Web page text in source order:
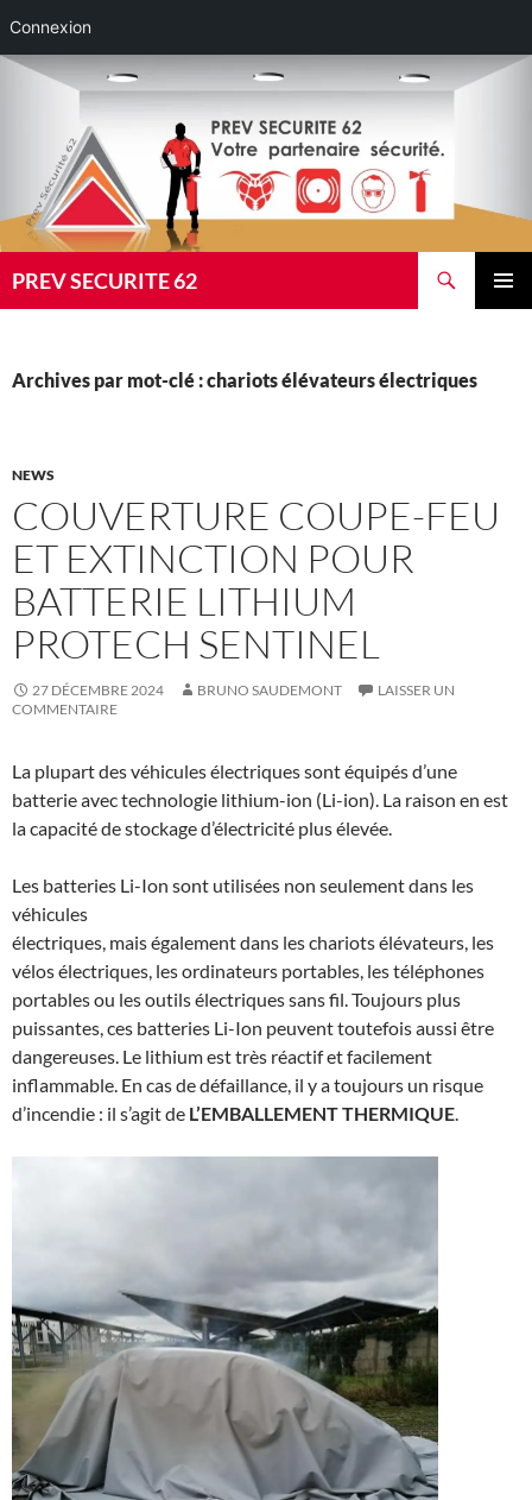
Connexion
Aller
PREV SECURITE 62
Archives par mot-clé : chariots élévateurs électriques
NEWS
COUVERTURE COUPE-FEU
ET EXTINCTION POUR
BATTERIE LITHIUM
PROTECH SENTINEL
27 DÉCEMBRE 2024 BRUNO SAUDEMONT
LAISSER UN
COMMENTAIRE
La plupart des véhicules électriques sont équipés d’une
batterie avec technologie lithium-ion (Li-ion). La raison en est
la capacité de stockage d’électricité plus élevée.
Les batteries Li-Ion sont utilisées non seulement dans les
véhicules
électriques, mais également dans les chariots élévateurs, les
vélos électriques, les ordinateurs portables, les téléphones
portables ou les outils électriques sans fil. Toujours plus
puissantes, ces batteries Li-Ion peuvent toutefois aussi être
dangereuses. Le lithium est très réactif et facilement
inflammable. En cas de défaillance, il y a toujours un risque
d’incendie : il s’agit de L’EMBALLEMENT THERMIQUE